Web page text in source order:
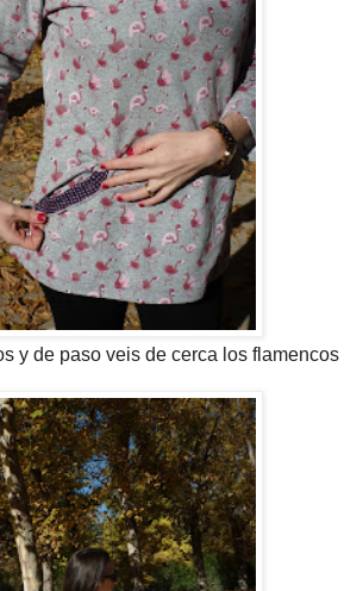
y de paso veis de cerca los flamencos